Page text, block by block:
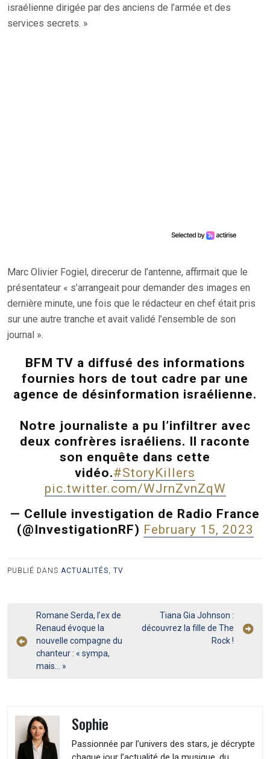
israélienne dirigée par des anciens de l’armée et des
services secrets. »
Marc Olivier Fogiel, direcerur de l’antenne, affirmait que le
présentateur « s’arrangeait pour demander des images en
dernière minute, une fois que le rédacteur en chef était pris
sur une autre tranche et avait validé l’ensemble de son
journal ».
BFM TV a diffusé des informations
fournies hors de tout cadre par une
agence de désinformation israélienne.
Notre journaliste a pu l’infiltrer avec
deux confrères israéliens. Il raconte
son enquête dans cette
vidéo.#StoryKillers
pic.twitter.com/WJrnZvnZqW
— Cellule investigation de Radio France
(@InvestigationRF) February 15, 2023
PUBLIÉ DANS ACTUALITÉS, TV
Navigation
de
l’article
Romane Serda, l’ex de
Renaud évoque la
nouvelle compagne du
chanteur : « sympa,
mais… »
Tiana Gia Johnson :
découvrez la fille de The
Rock !
Sophie
Passionnée par l’univers des stars, je décrypte